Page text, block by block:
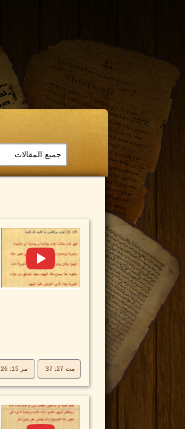
مت 27: 37 مر 15: 26